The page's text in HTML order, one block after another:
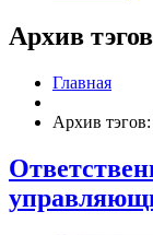
Архив
Главная
Архив